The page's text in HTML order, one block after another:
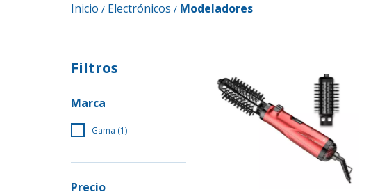
Inicio / Electrónicos / Modeladores
Filtros
Marca
Gama (1)
Precio